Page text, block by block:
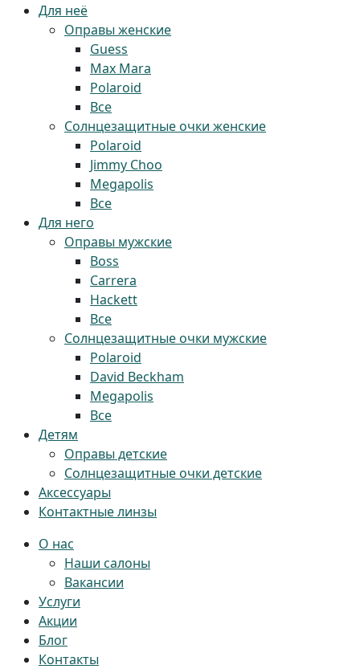
Для неё
Оправы женские
Guess
Max Mara
Polaroid
Все
Солнцезащитные очки женские
Polaroid
Jimmy Choo
Megapolis
Все
Для него
Оправы мужские
Boss
Carrera
Hackett
Все
Солнцезащитные очки мужские
Polaroid
David Beckham
Megapolis
Все
Детям
Оправы детские
Солнцезащитные очки детские
Аксессуары
Контактные линзы
О нас
Наши салоны
Вакансии
Услуги
Акции
Блог
Контакты